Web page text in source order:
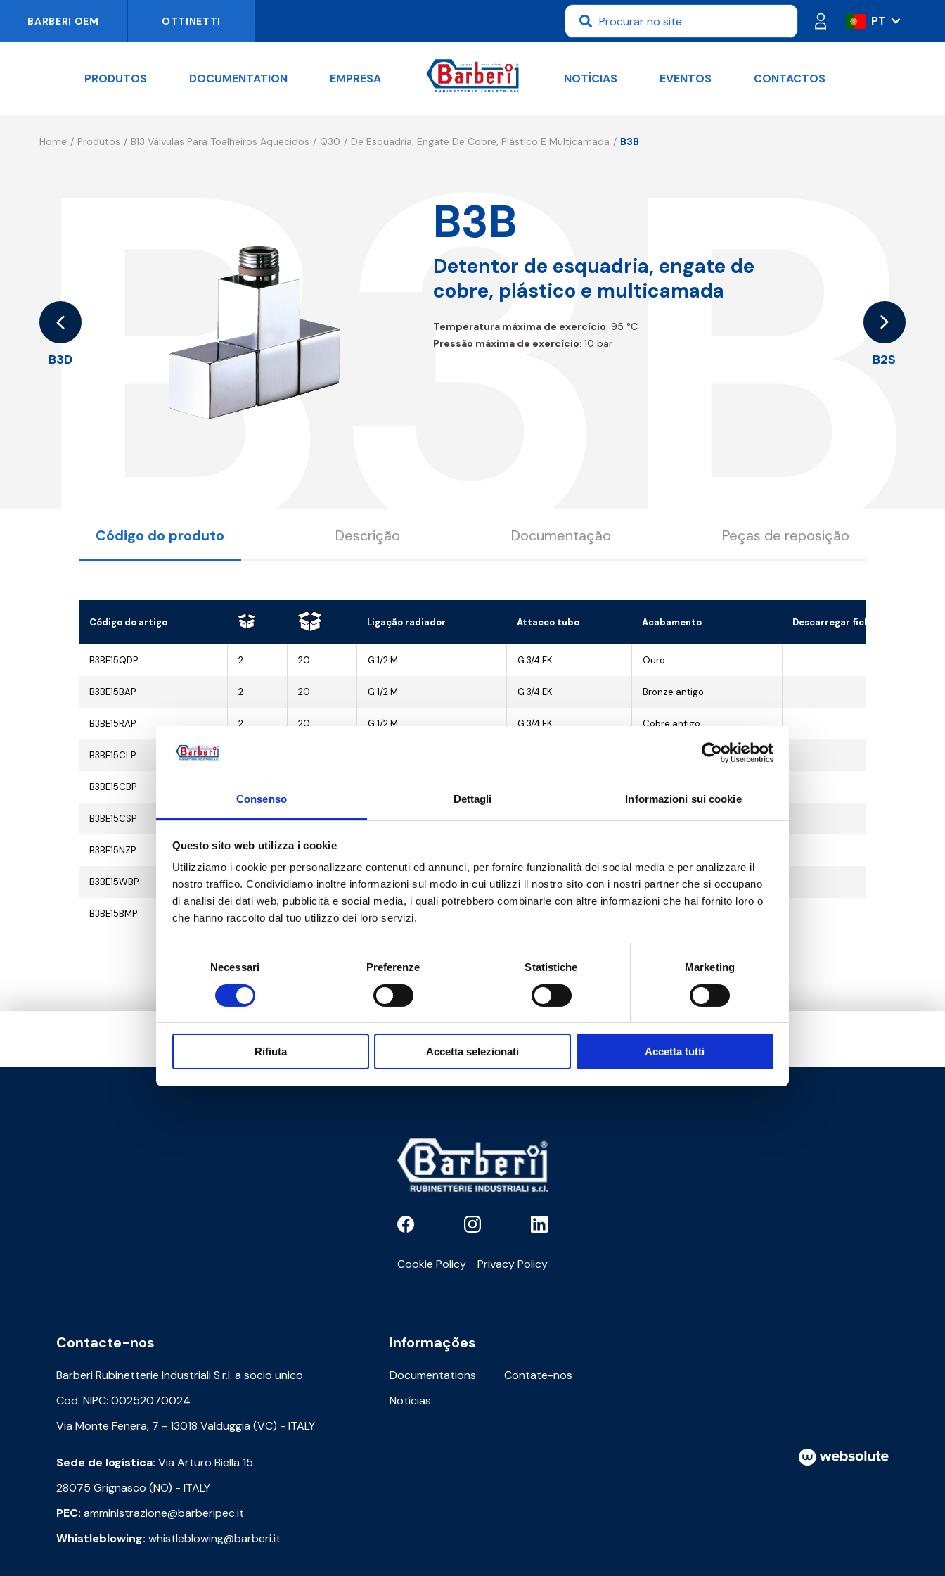
Consenso Dettagli Informazioni sui cookie
Questo sito web utilizza i cookie
Utilizziamo i cookie per personalizzare contenuti ed annunci, per fornire funzionalità dei social media e per analizzare il
nostro traffico. Condividiamo inoltre informazioni sul modo in cui utilizzi il nostro sito con i nostri partner che si occupano
di analisi dei dati web, pubblicità e social media, i quali potrebbero combinarle con altre informazioni che hai fornito loro o
che hanno raccolto dal tuo utilizzo dei loro servizi.
Necessari Preferenze Statistiche Marketing
Rifiuta Accetta selezionati Accetta tutti
BARBERI OEM OTTINETTI
PT
IT
DE
PRODUTOS DOCUMENTATION EMPRESA NOTÍCIAS EVENTOS CONTACTOS
Home Produtos B13 Válvulas Para Toalheiros Aquecidos Q30 De Esquadria, Engate De Cobre, Plástico E Multicamada B3B
B3B
B3D B2S
B3B
Detentor de esquadria, engate de
cobre, plástico e multicamada
Temperatura máxima de exercício: 95 °C
Pressão máxima de exercício: 10 bar
Código do produto Descrição Documentação Peças de reposição
Código do artigo Ligação radiador Attacco tubo Acabamento Descarregar ficheiro 3D
B3BE15QDP 2 20 G 1/2 M G 3/4 EK Ouro
B3BE15BAP 2 20 G 1/2 M G 3/4 EK Bronze antigo
B3BE15RAP 2 20 G 1/2 M G 3/4 EK Cobre antigo
B3BE15CLP
B3BE15CBP
B3BE15CSP 2 20 G 1/2 M G 3/4 EK Crómio acetinado
B3BE15NZP 2 20
B3BE15WBP 2 20 G 1/2 M G 3/4 EK Branco
B3BE15BMP 2 20 G 1/2 M
Tem necessidade de ajuda?
Cookie Policy Privacy Policy
Contacte-nos
Barberi Rubinetterie Industriali S.r.l. a socio unico
Cod. NIPC: 00252070024
Via Monte Fenera, 7 - 13018 Valduggia (VC) - ITALY
Sede de logística: Via Arturo Biella 15
28075 Grignasco (NO) - ITALY
PEC: amministrazione@barberipec.it
Whistleblowing: whistleblowing@barberi.it
Informações
Documentations
Contate-nos
Notícias